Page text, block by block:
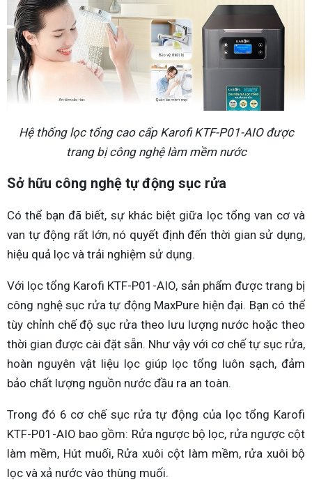
Hệ thống lọc tổng cao cấp Karofi KTF-P01-AIO được
trang bị công nghệ làm mềm nước
Sở hữu công nghệ tự động sục rửa
Có thể bạn đã biết, sự khác biệt giữa lọc tổng van cơ và
van tự động rất lớn, nó quyết định đến thời gian sử dụng,
hiệu quả lọc và trải nghiệm sử dụng.
Với lọc tổng Karofi KTF-P01-AIO, sản phẩm được trang bị
công nghệ sục rửa tự động MaxPure hiện đại. Bạn có thể
tùy chỉnh chế độ sục rửa theo lưu lượng nước hoặc theo
thời gian được cài đặt sẵn. Như vậy với cơ chế tự sục rửa,
hoàn nguyên vật liệu lọc giúp lọc tổng luôn sạch, đảm
bảo chất lượng nguồn nước đầu ra an toàn.
Trong đó 6 cơ chế sục rửa tự động của lọc tổng Karofi
KTF-P01-AIO bao gồm: Rửa ngược bộ lọc, rửa ngược cột
làm mềm, Hút muối, Rửa xuôi cột làm mềm, rửa xuôi bộ
lọc và xả nước vào thùng muối.